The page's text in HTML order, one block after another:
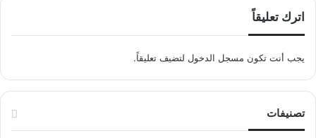
اترك تعليقاً
يجب أنت تكون مسجل الدخول لتضيف تعليقاً.
تصنيفات